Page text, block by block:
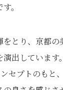
。
とり、京都
演出しています
セプトのもと